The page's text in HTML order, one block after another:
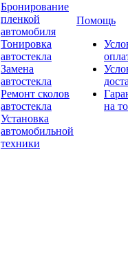
Бронирование
пленкой
автомобиля
Тонировка
автостекла
Замена
автостекла
Ремонт сколов
автостекла
Установка
автомобильной
техники
Помощь
на